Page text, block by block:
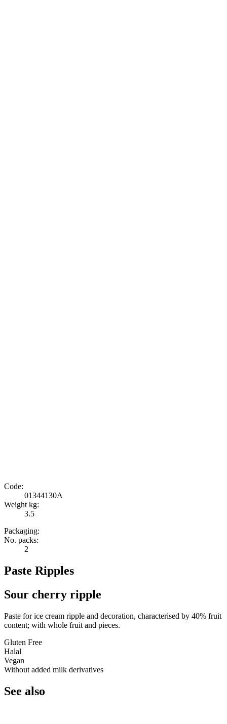
Code:
01344130A
Weight kg:
3.5
Packaging:
No. packs:
2
Paste Ripples
Sour cherry ripple
Paste for ice cream ripple and decoration, characterised by 40% fruit
content; with whole fruit and pieces.
Gluten Free
Halal
Vegan
Without added milk derivatives
See also